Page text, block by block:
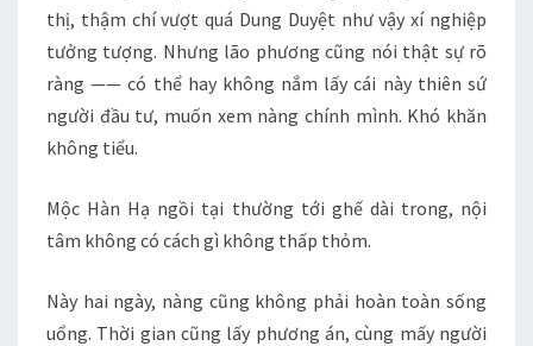
thị, thậm chí vượt quá Dung Duyệt như vậy xí nghiệp
tưởng tượng. Nhưng lão phương cũng nói thật sự rõ
ràng —— có thể hay không nắm lấy cái này thiên sứ
người đầu tư, muốn xem nàng chính mình. Khó khăn
không tiểu.
Mộc Hàn Hạ ngồi tại thường tới ghế dài trong, nội
tâm không có cách gì không thấp thỏm.
Này hai ngày, nàng cũng không phải hoàn toàn sống
uổng. Thời gian cũng lấy phương án, cùng mấy người